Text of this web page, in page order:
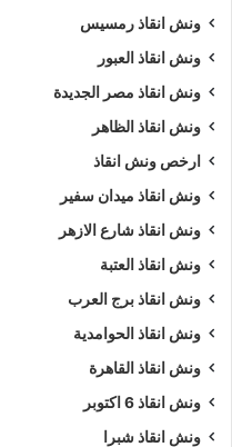
ونش انقاذ رمسيس
ونش انقاذ العبور
ونش انقاذ مصر الجديدة
ونش انقاذ الظاهر
ارخص ونش انقاذ
ونش انقاذ ميدان سفير
ونش انقاذ شارع الازهر
ونش انقاذ العتبة
ونش انقاذ برج العرب
ونش انقاذ الحوامدية
ونش انقاذ القاهرة
ونش انقاذ 6 اكتوبر
ونش انقاذ شبرا